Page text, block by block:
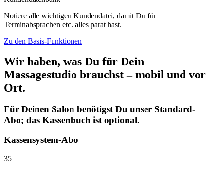
Notiere alle wichtigen Kundendatei, damit Du für
Terminabsprachen etc. alles parat hast.
Zu den Basis-Funktionen
Wir haben, was Du für Dein
Massagestudio brauchst – mobil und vor
Ort.
Für Deinen Salon benötigst Du unser Standard-
Abo; das Kassenbuch ist optional.
Kassensystem-Abo
35